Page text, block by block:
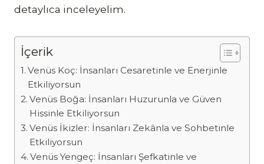
detaylıca inceleyelim.
İçerik
Venüs Koç: İnsanları Cesaretinle ve Enerjinle
Etkiliyorsun
Venüs Boğa: İnsanları Huzurunla ve Güven
Hissinle Etkiliyorsun
Venüs İkizler: İnsanları Zekânla ve Sohbetinle
Etkiliyorsun
Venüs Yengeç: İnsanları Şefkatinle ve